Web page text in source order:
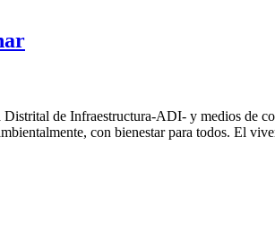
de Infraestructura-ADI- y medios de
con bienestar para todos. El